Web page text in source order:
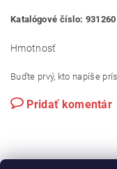
Katalógové číslo: 931260
Hmotnosť
Buďte prvý, kto napíše
Pridať komentár